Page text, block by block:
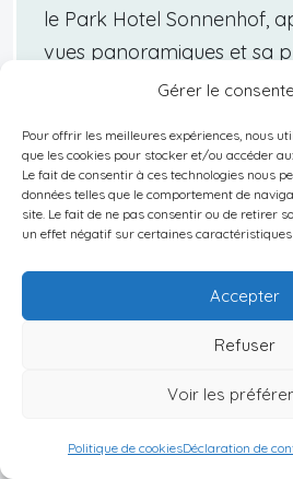
Gérer le
Pour offrir les meilleures expériences, nous
que les cookies pour stocker et/ou accéder
Le fait de consentir à ces technologies nous
données telles que le comportement de
site. Le fait de ne pas consentir ou de retirer
un effet négatif sur certaines
Accepter
Refuser
Voir les
Politique de cookiesDéclaration de
le Park Hotel Sonnenhof,
vues panoramiques et sa
château de Vaduz. Pour
vacances, souvent
Balzers, permettent de
locale à moindre coût.
son charme historique, offre
idéal pour explorer les
Gutenberg. Les
majeurs. Notez également